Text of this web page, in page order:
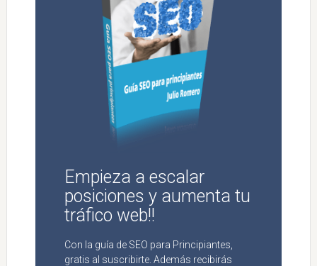
Empieza a escalar
posiciones y aumenta tu
tráfico web!!
Con la guía de SEO para Principiantes,
gratis al suscribirte. Además recibirás